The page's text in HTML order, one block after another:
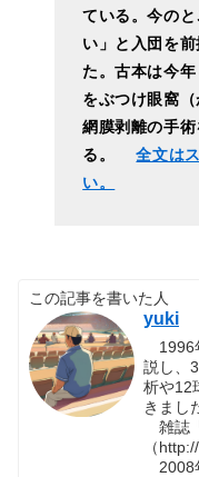
ている。今の
い」と入団を
た。古本は今
をぶつけ眼窩
網膜剥離の手
る。全文は
い。
この記事を書いた人
yuki
1996
説し、
析や12
きまし
雑誌
（
2008